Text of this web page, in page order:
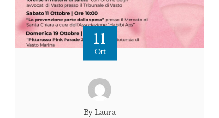
11
Ott
By Laura